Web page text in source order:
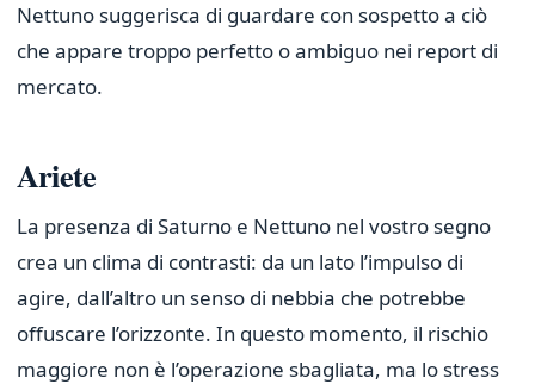
Nettuno suggerisca di guardare con sospetto a ciò
che appare troppo perfetto o ambiguo nei report di
mercato.
Ariete
La presenza di Saturno e Nettuno nel vostro segno
crea un clima di contrasti: da un lato l’impulso di
agire, dall’altro un senso di nebbia che potrebbe
offuscare l’orizzonte. In questo momento, il rischio
maggiore non è l’operazione sbagliata, ma lo stress